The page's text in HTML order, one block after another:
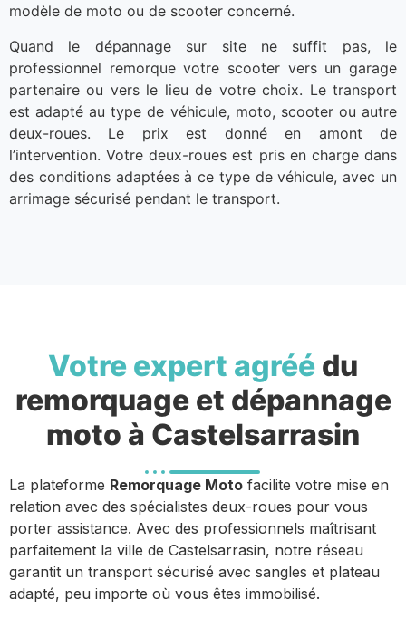
modèle de moto ou de scooter concerné.
Quand le dépannage sur site ne suffit pas, le
professionnel remorque votre scooter vers un garage
partenaire ou vers le lieu de votre choix. Le transport
est adapté au type de véhicule, moto, scooter ou autre
deux-roues. Le prix est donné en amont de
l’intervention. Votre deux-roues est pris en charge dans
des conditions adaptées à ce type de véhicule, avec un
arrimage sécurisé pendant le transport.
Votre expert agréé du
remorquage et dépannage
moto à Castelsarrasin
La plateforme Remorquage Moto facilite votre mise en
relation avec des spécialistes deux-roues pour vous
porter assistance. Avec des professionnels maîtrisant
parfaitement la ville de Castelsarrasin, notre réseau
garantit un transport sécurisé avec sangles et plateau
adapté, peu importe où vous êtes immobilisé.